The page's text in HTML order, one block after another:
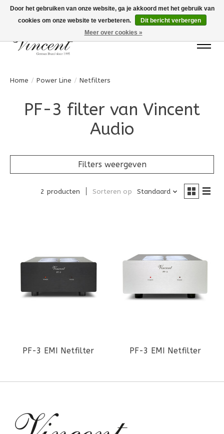
Bots Electronics T.+31 (0)40 20 71777
Home / Power Line / Netfilters
PF-3 filter van Vincent
Audio
Filters weergeven
2 producten Sorteren op Standaard
PF-3 EMI Netfilter PF-3 EMI Netfilter
Door het gebruiken van onze website, ga je akkoord met het gebruik van
cookies om onze website te verbeteren.
Dit bericht verbergen
Meer over cookies »